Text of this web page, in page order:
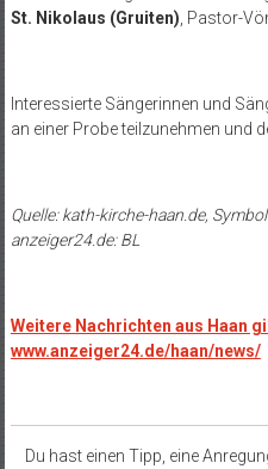
St. Nikolaus (Gruiten) , Pastor-
Interessierte Sängerinnen und
an einer Probe teilzunehmen und
Quelle: kath-kirche-haan.de,
anzeiger24.de: BL
Weitere Nachrichten aus Haan
www.anzeiger24.de/haan/news/
Du hast einen Tipp, eine